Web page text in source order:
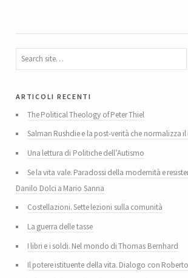
articoli recenti
The Political Theology of Peter Thiel
Salman Rushdie e la post-verità che normalizza
Una lettura di Politiche dell’Autismo
Se la vita vale. Paradossi della modernità e
Danilo Dolci a Mario Sanna
Costellazioni. Sette lezioni sulla comunità
La guerra delle tasse
I libri e i soldi. Nel mondo di Thomas Bernhard
Il potere istituente della vita. Dialogo con